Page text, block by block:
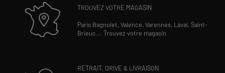
TROUVEZ VOTRE MAGASIN
Paris Bagnolet,Valence,Varennes, Laval,Saint-
Brieuc...Trouvez votre magasin
RETRAIT, DRIVE & LIVRAISON